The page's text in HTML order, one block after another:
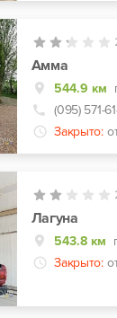
Амма
544.9 км
(095) 571-
Закрыто:
Лагуна
543.8 км
Закрыто: